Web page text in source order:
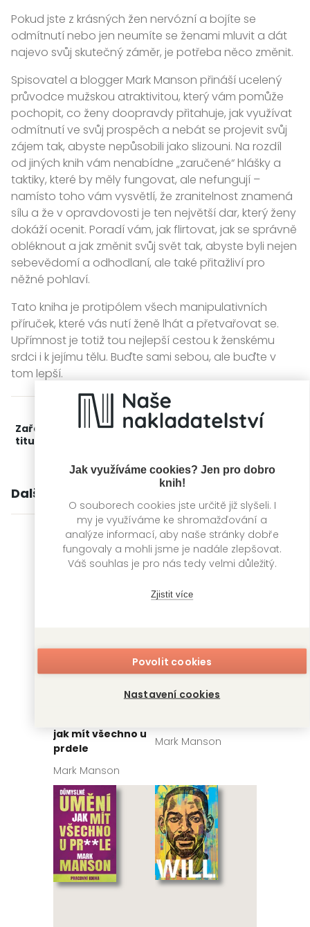
Jak využíváme cookies? Jen pro dobro
knih!
O souborech cookies jste určitě již slyšeli. I
my je využíváme ke shromažďování a
analýze informací, aby naše stránky dobře
fungovaly a mohli jsme je nadále zlepšovat.
Váš souhlas je pro nás tedy velmi důležitý.
Zjistit více
Povolit cookies
Nastavení cookies
Pokud jste z krásných žen nervózní a bojíte se
odmítnutí nebo jen neumíte se ženami mluvit a dát
najevo svůj skutečný záměr, je potřeba něco změnit.
Spisovatel a blogger Mark Manson přináší ucelený
průvodce mužskou atraktivitou, který vám pomůže
pochopit, co ženy doopravdy přitahuje, jak využívat
odmítnutí ve svůj prospěch a nebát se projevit svůj
zájem tak, abyste nepůsobili jako slizouni. Na rozdíl
od jiných knih vám nenabídne „zaručené“ hlášky a
taktiky, které by měly fungovat, ale nefungují –
namísto toho vám vysvětlí, že zranitelnost znamená
sílu a že v opravdovosti je ten největší dar, který ženy
dokáží ocenit. Poradí vám, jak flirtovat, jak se správně
obléknout a jak změnit svůj svět tak, abyste byli nejen
sebevědomí a odhodlaní, ale také přitažliví pro
něžné pohlaví.
Tato kniha je protipólem všech manipulativních
příruček, které vás nutí ženě lhát a přetvařovat se.
Upřímnost je totiž tou nejlepší cestou k ženskému
srdci i k jejímu tělu. Buďte sami sebou, ale buďte v
tom lepší.
Zařažení
titulu:
Kategorie >Odborné publikace‣Rozvoj
Další knihy autora
jak mít všechno u
prdele
Mark Manson
Mark Manson